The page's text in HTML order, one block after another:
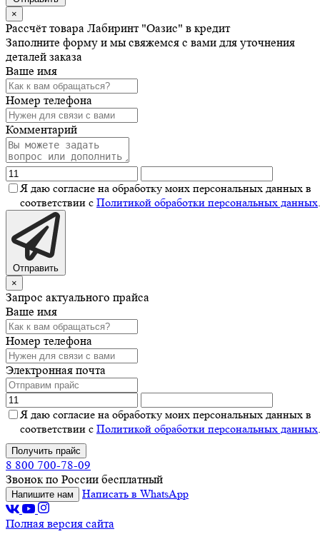
×
Рассчёт товара Лабиринт "Оазис" в кредит
Заполните форму и мы свяжемся с вами для уточнения
деталей заказа
Ваше имя
Номер телефона
Комментарий
Я даю согласие на обработку моих персональных данных в
соответствии с Политикой обработки персональных данных.
Отправить
×
Запрос актуального прайса
Ваше имя
Номер телефона
Электронная почта
Я даю согласие на обработку моих персональных данных в
соответствии с Политикой обработки персональных данных.
Получить прайс
8 800 700-78-09
Звонок по России бесплатный
Напишите нам Написать в WhatsApp
Полная версия сайта